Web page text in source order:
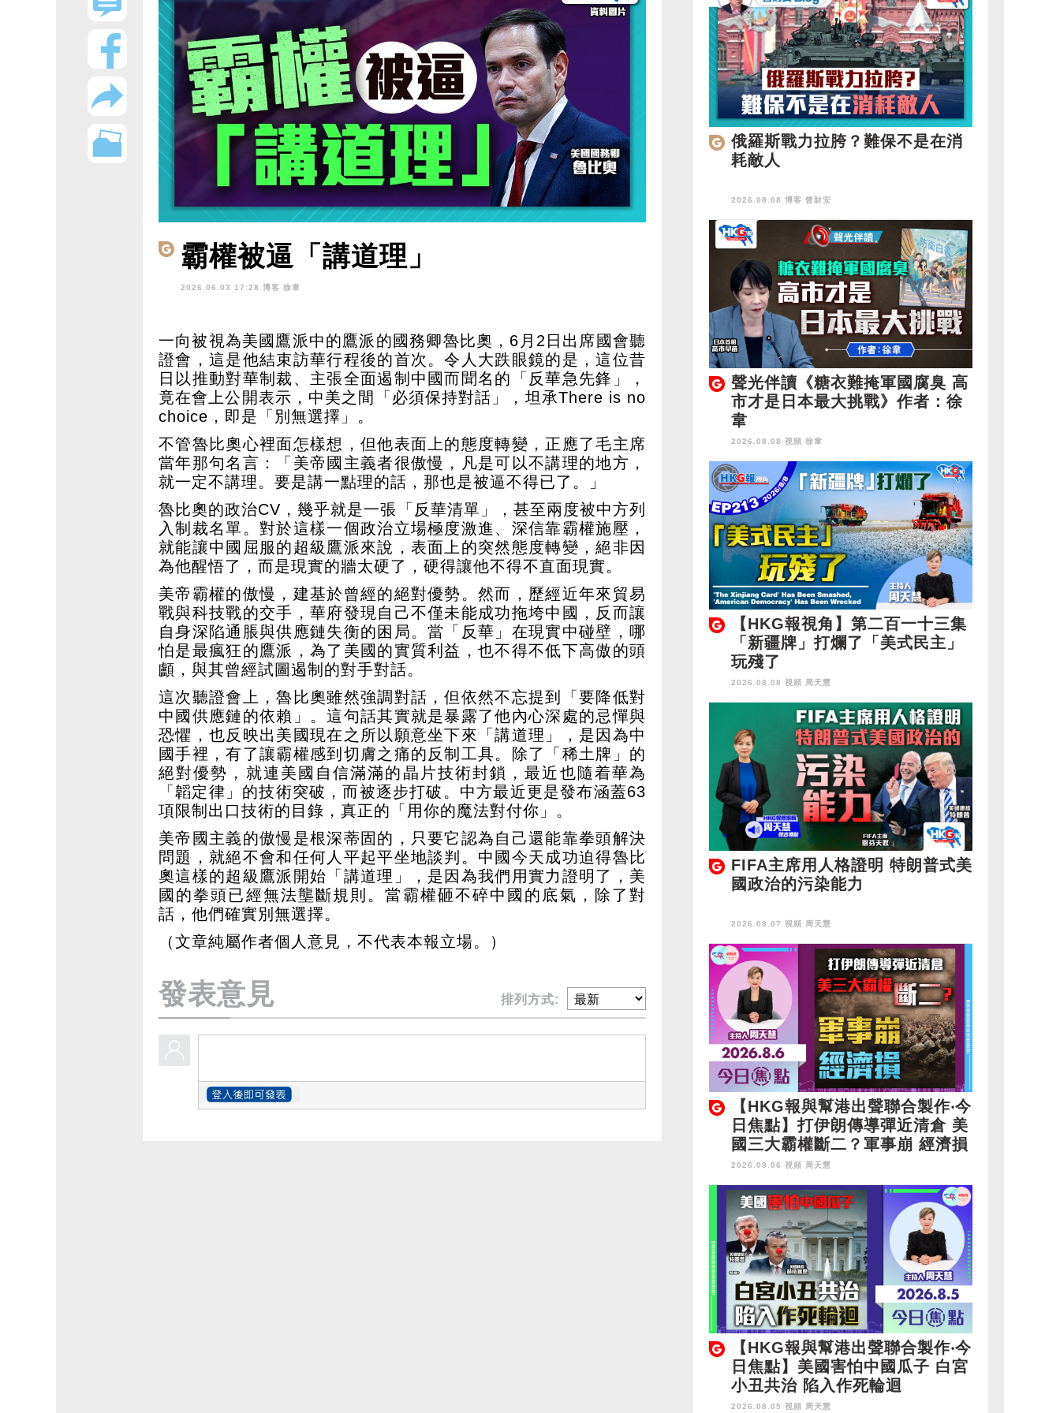
霸權被逼「講道理」
2026.06.03 17:28 博客 徐韋
一向被視為美國鷹派中的鷹派的國務卿魯比奧，6月2日出席國會聽
證會，這是他結束訪華行程後的首次。令人大跌眼鏡的是，這位昔
日以推動對華制裁、主張全面遏制中國而聞名的「反華急先鋒」，
竟在會上公開表示，中美之間「必須保持對話」，坦承There is no
choice，即是「別無選擇」。
不管魯比奧心裡面怎樣想，但他表面上的態度轉變，正應了毛主席
當年那句名言：「美帝國主義者很傲慢，凡是可以不講理的地方，
就一定不講理。要是講一點理的話，那也是被逼不得已了。」
魯比奧的政治CV，幾乎就是一張「反華清單」，甚至兩度被中方列
入制裁名單。對於這樣一個政治立場極度激進、深信靠霸權施壓，
就能讓中國屈服的超級鷹派來說，表面上的突然態度轉變，絕非因
為他醒悟了，而是現實的牆太硬了，硬得讓他不得不直面現實。
美帝霸權的傲慢，建基於曾經的絕對優勢。然而，歷經近年來貿易
戰與科技戰的交手，華府發現自己不僅未能成功拖垮中國，反而讓
自身深陷通脹與供應鏈失衡的困局。當「反華」在現實中碰壁，哪
怕是最瘋狂的鷹派，為了美國的實質利益，也不得不低下高傲的頭
顱，與其曾經試圖遏制的對手對話。
這次聽證會上，魯比奧雖然強調對話，但依然不忘提到「要降低對
中國供應鏈的依賴」。這句話其實就是暴露了他內心深處的忌憚與
恐懼，也反映出美國現在之所以願意坐下來「講道理」，是因為中
國手裡，有了讓霸權感到切膚之痛的反制工具。除了「稀土牌」的
絕對優勢，就連美國自信滿滿的晶片技術封鎖，最近也隨着華為
「韜定律」的技術突破，而被逐步打破。中方最近更是發布涵蓋63
項限制出口技術的目錄，真正的「用你的魔法對付你」。
美帝國主義的傲慢是根深蒂固的，只要它認為自己還能靠拳頭解決
問題，就絕不會和任何人平起平坐地談判。中國今天成功迫得魯比
奧這樣的超級鷹派開始「講道理」，是因為我們用實力證明了，美
國的拳頭已經無法壟斷規則。當霸權砸不碎中國的底氣，除了對
話，他們確實別無選擇。
（文章純屬作者個人意見，不代表本報立場。）
發表意見 排列方式:
俄羅斯戰力拉胯？難保不是在消
耗敵人
2026.08.08 博客 曾財安
聲光伴讀《糖衣難掩軍國腐臭 高
市才是日本最大挑戰》作者：徐
韋
2026.08.08 視頻 徐韋
【HKG報視角】第二百一十三集
「新疆牌」打爛了「美式民主」
玩殘了
2026.08.08 視頻 周天慧
FIFA主席用人格證明 特朗普式美
國政治的污染能力
2026.08.07 視頻 周天慧
【HKG報與幫港出聲聯合製作‧今
日焦點】打伊朗傳導彈近清倉 美
國三大霸權斷二？軍事崩 經濟損
2026.08.06 視頻 周天慧
【HKG報與幫港出聲聯合製作‧今
日焦點】美國害怕中國瓜子 白宮
小丑共治 陷入作死輪迴
2026.08.05 視頻 周天慧